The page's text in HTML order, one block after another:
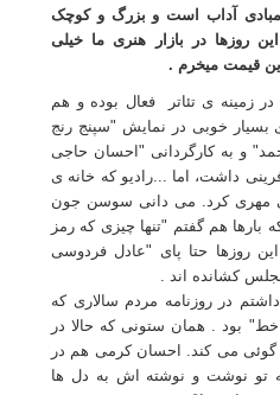
آداب است و بزرگ و کوچک
در بازار هنری ما خیلی
قیمت میخرم .
زمینه ی تئاتر فعال بوده و هم
بسیار خوبی در نمایش "سپنج رنج
و به کارگردانی "احسان حاجی
داشت، اما ...رادیو که خانه ی
مهری کرد. می دانی سوسن جون
بارها هم گفتم "تنها چیزی که رمز
روزها حتا پای "عادل فردوسی
کشانده اند .
در روزنامه مردم سالاری که
بود . همان ستونی که حالا در
گوئی می کند. احسان کرمی هم در
تو نوشت و نوشته اش به دل ها